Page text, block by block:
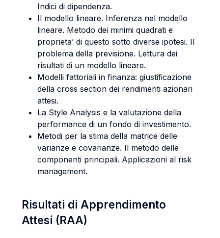
Indici di dipendenza.
Il modello lineare. Inferenza nel modello
lineare. Metodo dei minimi quadrati e
proprieta’ di questo sotto diverse ipotesi. Il
problema della previsione. Lettura dei
risultati di un modello lineare.
Modelli fattoriali in finanza: giustificazione
della cross section dei rendimenti azionari
attesi.
La Style Analysis e la valutazione della
performance di un fondo di investimento.
Metodi per la stima della matrice delle
varianze e covarianze. Il metodo delle
componenti principali. Applicazioni al risk
management.
Risultati di Apprendimento
Attesi (RAA)